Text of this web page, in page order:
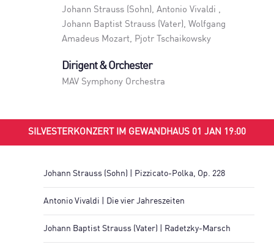
Johann Strauss (Sohn), Antonio Vivaldi ,
Johann Baptist Strauss (Vater), Wolfgang
Amadeus Mozart, Pjotr Tschaikowsky
Dirigent & Orchester
MAV Symphony Orchestra
SILVESTERKONZERT IM GEWANDHAUS 01 JAN 19:00
Johann Strauss (Sohn) | Pizzicato-Polka, Op. 228
Antonio Vivaldi | Die vier Jahreszeiten
Johann Baptist Strauss (Vater) | Radetzky-Marsch